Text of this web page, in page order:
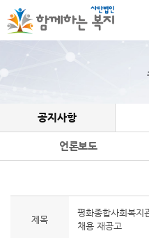
공지사항
언론보도
제목
평화종합사회복지
채용 재공고